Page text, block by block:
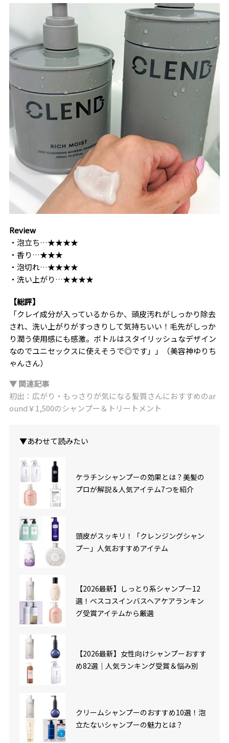
Review
・泡立ち…★★★★
・香り…★★★
・泡切れ…★★★★
・洗い上がり…★★★★
【総評】
「クレイ成分が入っているからか、頭皮汚れがしっかり除去
され、洗い上がりがすっきりして気持ちいい！毛先がしっか
り潤う使用感にも感激。ボトルはスタイリッシュなデザイン
なのでユニセックスに使えそうで◎です」」（美容神ゆりち
ゃんさん）
▼ 関連記事
初出：広がり・もっさりが気になる髪質さんにおすすめのar
ound￥1,500のシャンプー＆トリートメント
▼あわせて読みたい
ケラチンシャンプーの効果とは？美髪の
プロが解説＆人気アイテム7つを紹介
頭皮がスッキリ！「クレンジングシャン
プー」人気おすすめアイテム
【2026最新】しっとり系シャンプー12
選！ベスコスインバスヘアケアランキン
グ受賞アイテムから厳選
【2026最新】女性向けシャンプーおすす
め82選｜人気ランキング受賞＆悩み別
クリームシャンプーのおすすめ10選！泡
立たないシャンプーの魅力とは？